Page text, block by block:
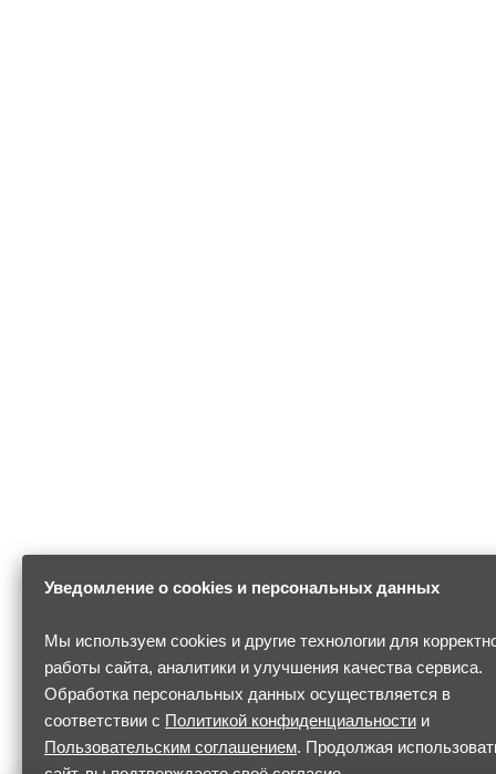
Уведомление о cookies и персональных данных
Мы используем cookies и другие технологии для
работы сайта, аналитики и улучшения качества сервиса.
Обработка персональных данных осуществляется в
соответствии с Политикой конфиденциальности и
Пользовательским соглашением. Продолжая